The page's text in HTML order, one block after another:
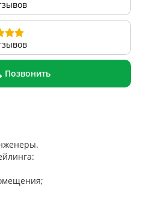
Позвонить